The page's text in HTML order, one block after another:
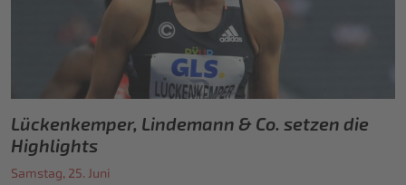
Lückenkemper, Lindemann & Co. setzen die
Highlights
Samstag, 25. Juni